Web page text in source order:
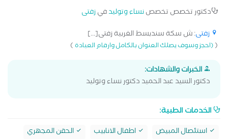
دكتور تخصص تخصصنساء وتوليدفيزفتى
زفتى: ش سكة سندبسط الغربية زفتى[...]
((احجز وسوف يصلك العنوان بالكامل وارقام العيادة)
الخبرات والشهادات:
دكتور السيد عبد الحميد دكتور نساء وتوليد
الخدمات الطبية:
استئصال المبيض اطفال الانابيب
الحقن المجهري